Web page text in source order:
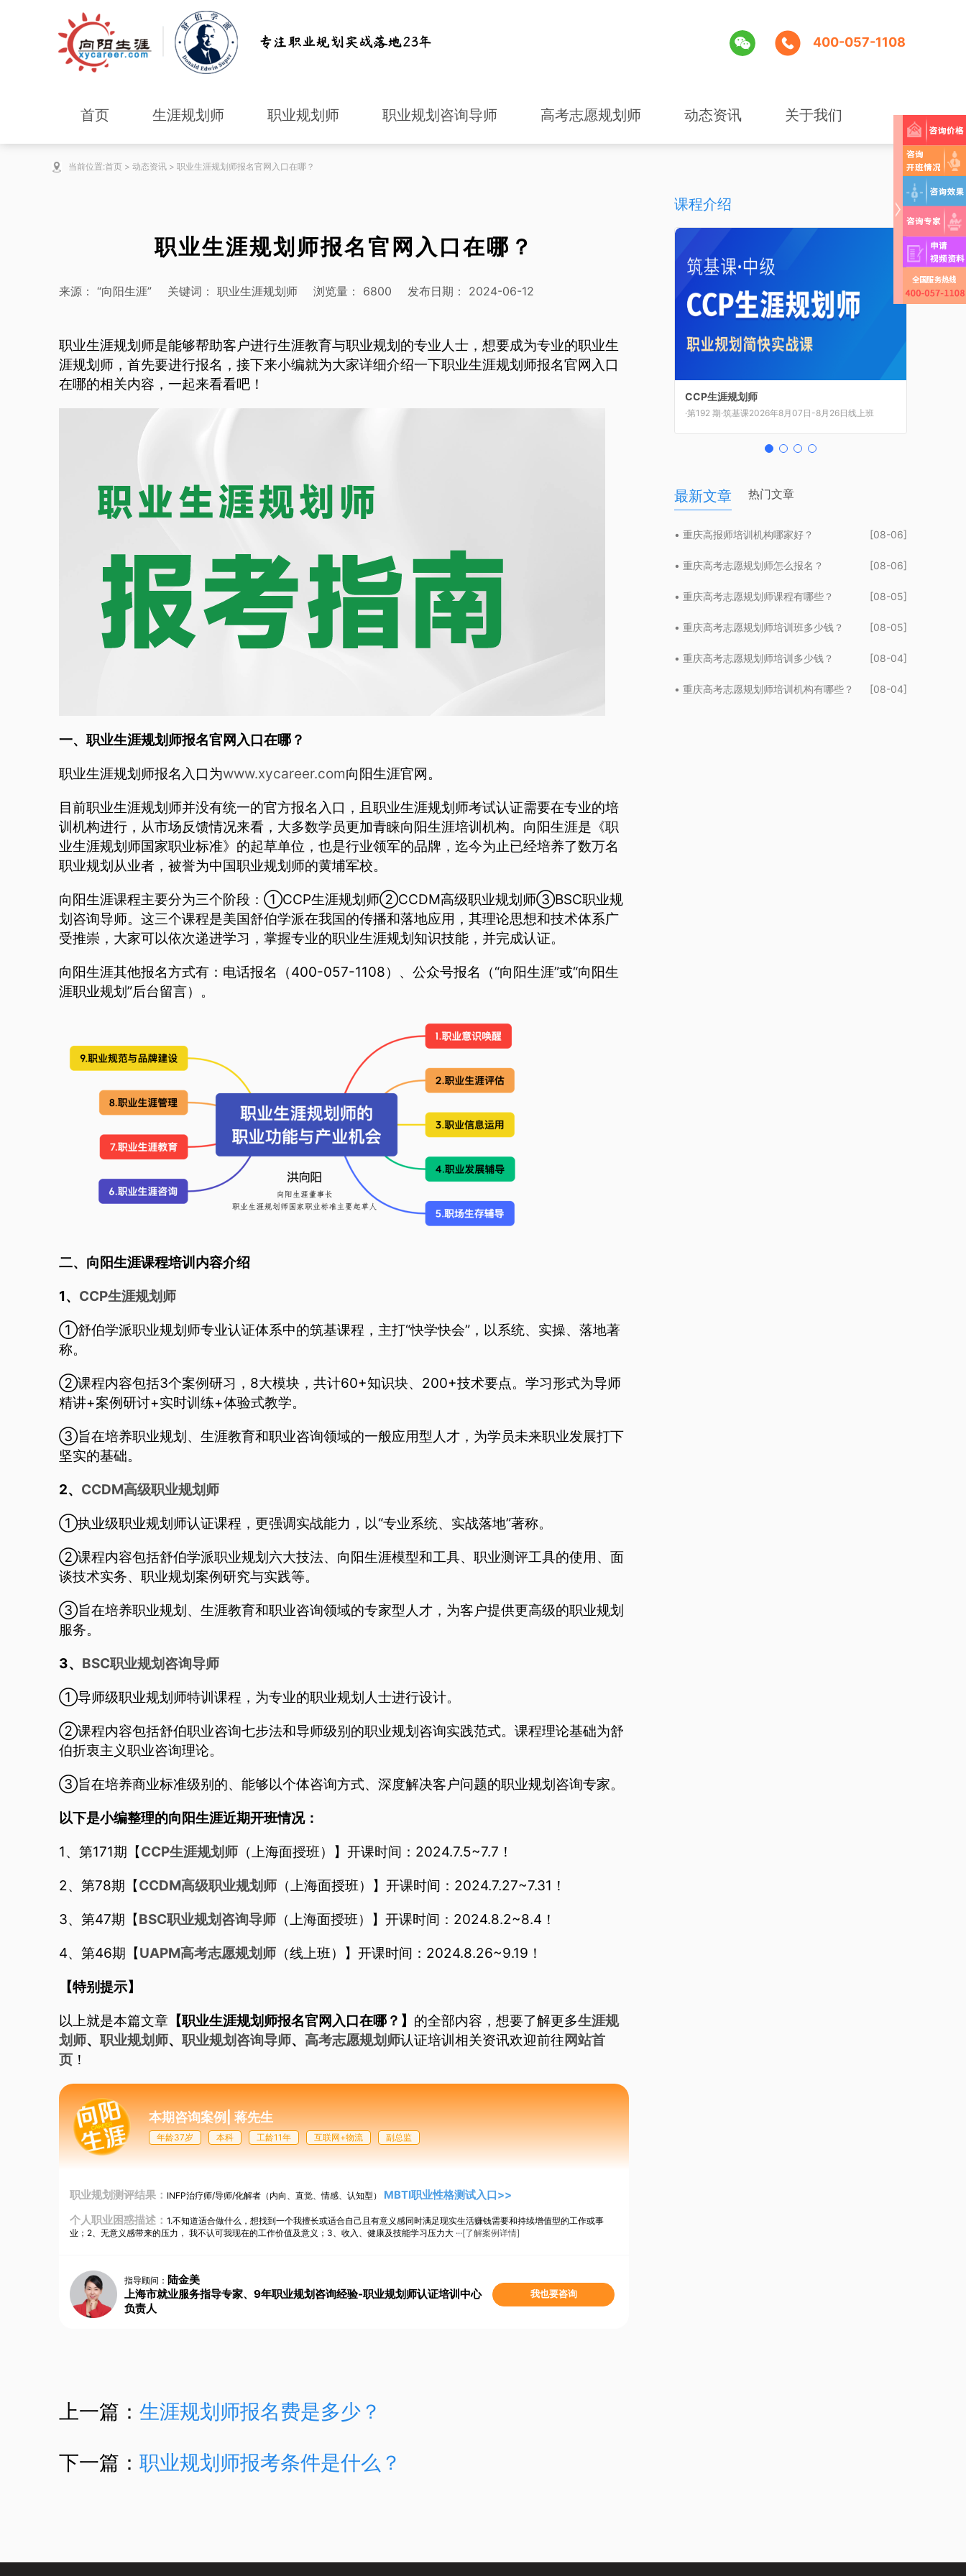
400-057-1108
首页 生涯规划师 职业规划师 职业规划咨询导师 高考志愿规划师 动态资讯 关于我们
当前位置:首页 > 动态资讯 > 职业生涯规划师报名官网入口在哪？
职业生涯规划师报名官网入口在哪？
来源： “向阳生涯” 关键词： 职业生涯规划师 浏览量： 6800 发布日期： 2024-06-12
职业生涯规划师是能够帮助客户进行生涯教育与职业规划的专业人士，想要成为专业的职业生
涯规划师，首先要进行报名，接下来小编就为大家详细介绍一下职业生涯规划师报名官网入口
在哪的相关内容，一起来看看吧！
一、职业生涯规划师报名官网入口在哪？
职业生涯规划师报名入口为www.xycareer.com向阳生涯官网。
目前职业生涯规划师并没有统一的官方报名入口，且职业生涯规划师考试认证需要在专业的培
训机构进行，从市场反馈情况来看，大多数学员更加青睐向阳生涯培训机构。向阳生涯是《职
业生涯规划师国家职业标准》的起草单位，也是行业领军的品牌，迄今为止已经培养了数万名
职业规划从业者，被誉为中国职业规划师的黄埔军校。
向阳生涯课程主要分为三个阶段：①CCP生涯规划师②CCDM高级职业规划师③BSC职业规
划咨询导师。这三个课程是美国舒伯学派在我国的传播和落地应用，其理论思想和技术体系广
受推崇，大家可以依次递进学习，掌握专业的职业生涯规划知识技能，并完成认证。
向阳生涯其他报名方式有：电话报名（400-057-1108）、公众号报名（“向阳生涯”或“向阳生
涯职业规划”后台留言）。
二、向阳生涯课程培训内容介绍
1、 CCP生涯规划师
①舒伯学派职业规划师专业认证体系中的筑基课程，主打“快学快会”，以系统、实操、落地著
称。
②课程内容包括3个案例研习，8大模块，共计60+知识块、200+技术要点。学习形式为导师
精讲+案例研讨+实时训练+体验式教学。
③旨在培养职业规划、生涯教育和职业咨询领域的一般应用型人才，为学员未来职业发展打下
坚实的基础。
2、 CCDM高级职业规划师
①执业级职业规划师认证课程，更强调实战能力，以“专业系统、实战落地”著称。
②课程内容包括舒伯学派职业规划六大技法、向阳生涯模型和工具、职业测评工具的使用、面
谈技术实务、职业规划案例研究与实践等。
③旨在培养职业规划、生涯教育和职业咨询领域的专家型人才，为客户提供更高级的职业规划
服务。
3、 BSC职业规划咨询导师
①导师级职业规划师特训课程，为专业的职业规划人士进行设计。
②课程内容包括舒伯职业咨询七步法和导师级别的职业规划咨询实践范式。课程理论基础为舒
伯折衷主义职业咨询理论。
③旨在培养商业标准级别的、能够以个体咨询方式、深度解决客户问题的职业规划咨询专家。
以下是小编整理的向阳生涯近期开班情况：
1、第171期【CCP生涯规划师 （上海面授班）】开课时间：2024.7.5~7.7！
2、第78期【CCDM高级职业规划师 （上海面授班）】开课时间：2024.7.27~7.31！
3、第47期【BSC职业规划咨询导师 （上海面授班）】开课时间：2024.8.2~8.4！
4、第46期【UAPM高考志愿规划师 （线上班）】开课时间：2024.8.26~9.19！
【特别提示】
以上就是本篇文章 【职业生涯规划师报名官网入口在哪？】 的全部内容，想要了解更多生涯规
划师、 职业规划师、 职业规划咨询导师、 高考志愿规划师认证培训相关资讯欢迎前往网站首
页 ！
本期咨询案例 |蒋先生
年龄37岁 本科 工龄11年 互联网+物流 副总监
职业规划测评结果： INFP治疗师/导师/化解者（内向、直觉、情感、认知型）
MBTI职业性格测试入口>>
个人职业困惑描述： 1.不知道适合做什么，想找到一个我擅长或适合自己且有意义感同时满足现实生活赚钱需要和持续增值型的工作或事
业；2、无意义感带来的压力， 我不认可我现在的工作价值及意义；3、收入、健康及技能学习压力大 ···[了解案例详情]
指导顾问： 陆金美
上海市就业服务指导专家、9年职业规划咨询经验-职业规划师认证培训中心
负责人
我也要咨询
课程介绍
CCP生涯规划师
·第192 期·筑基课2026年8月07日-8月26日线上班
CCDM高级职业规划师
·第84 期·执业级2026年8月8日-8月12日上海班
BSC职业规划咨询导师
·第53 期·师资班2026年8月14日-8月16日上海班
UAPM高考志愿规划师
·第62 期·新高考2026年8月21日-8月23日上海班
最新文章 热门文章
[08-06]
• 重庆高报师培训机构哪家好？
[08-06]
• 重庆高考志愿规划师怎么报名？
[08-05]
• 重庆高考志愿规划师课程有哪些？
[08-05]
• 重庆高考志愿规划师培训班多少钱？
[08-04]
• 重庆高考志愿规划师培训多少钱？
[08-04]
• 重庆高考志愿规划师培训机构有哪些？
上一篇： 生涯规划师报名费是多少？
下一篇： 职业规划师报考条件是什么？